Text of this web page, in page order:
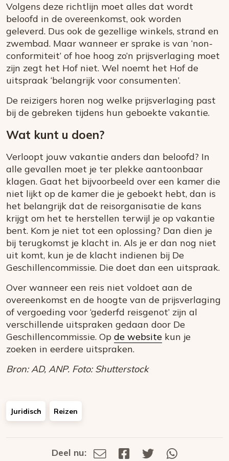
Volgens deze richtlijn moet alles dat wordt
beloofd in de overeenkomst, ook worden
geleverd. Dus ook de gezellige winkels, strand en
zwembad. Maar wanneer er sprake is van ‘non-
conformiteit’ of hoe hoog zo’n prijsverlaging moet
zijn zegt het Hof niet. Wel noemt het Hof de
uitspraak ‘belangrijk voor consumenten’.
De reizigers horen nog welke prijsverlaging past
bij de gebreken tijdens hun geboekte vakantie.
Wat kunt u doen?
Verloopt jouw vakantie anders dan beloofd? In
alle gevallen moet je ter plekke aantoonbaar
klagen. Gaat het bijvoorbeeld over een kamer die
niet lijkt op de kamer die je geboekt hebt, dan is
het belangrijk dat de reisorganisatie de kans
krijgt om het te herstellen terwijl je op vakantie
bent. Kom je niet tot een oplossing? Dan dien je
bij terugkomst je klacht in. Als je er dan nog niet
uit komt, kun je de klacht indienen bij De
Geschillencommissie. Die doet dan een uitspraak.
Over wanneer een reis niet voldoet aan de
overeenkomst en de hoogte van de prijsverlaging
of vergoeding voor ‘gederfd reisgenot’ zijn al
verschillende uitspraken gedaan door De
Geschillencommissie. Op de website kun je
zoeken in eerdere uitspraken.
Bron: AD, ANP. Foto: Shutterstock
Juridisch Reizen
Deel nu:
Deel
Deel
Deel